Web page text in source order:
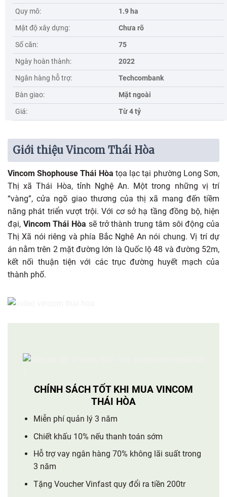
Quy mô:
1.9 ha
Mật độ xây dựng:
Chưa rõ
Số căn:
75
Ngày hoàn thành:
2022
Ngân hàng hỗ trợ:
Techcombank
Bàn giao:
Mặt ngoài
Giá:
Từ 4 tỷ
Giới thiệu Vincom Thái Hòa
Vincom Shophouse Thái Hòa tọa lạc tại phường Long Sơn,
Thị xã Thái Hòa, tỉnh Nghệ An. Một trong những vị trí
“vàng”, cửa ngõ giao thương của thị xã mang đến tiềm
năng phát triển vượt trội. Với cơ sở hạ tầng đồng bộ, hiện
đại, Vincom Thái Hòa sẽ trở thành trung tâm sôi động của
Thị Xã nói riêng và phía Bắc Nghê An nói chung. Vị trí dự
án nằm trên 2 mặt đường lớn là Quốc lộ 48 và đường 52m,
kết nối thuận tiện với các trục đường huyết mạch của
thành phố.
CHÍNH SÁCH TỐT KHI MUA VINCOM
THÁI HÒA
Miễn phí quản lý 3 năm
Chiết khấu 10% nếu thanh toán sớm
Hỗ trợ vay ngân hàng 70% không lãi suất trong
3 năm
Tặng Voucher Vinfast quy đổi ra tiền 200tr